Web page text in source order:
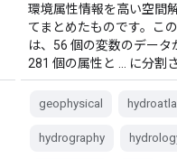
環境属性情報を高い空間
てまとめたものです。こ
は、56 個の変数のデータ
281 個の属性と … に分割
geophysical
hydrography